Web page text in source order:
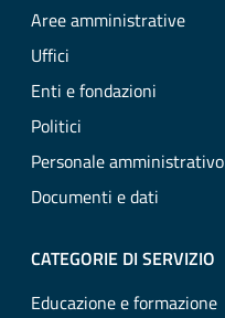
Aree amministrative
Uffici
Enti e fondazioni
Politici
Personale amministrativo
Documenti e dati
CATEGORIE DI SERVIZIO
Educazione e formazione